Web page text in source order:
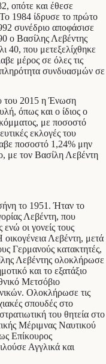
οπότε και έθεσε
1984 ίδρυσε το πρώτο
συνέδριο αποφάσισε
ο Βασίλης Λεβέντης
40, που μετεξελίχθηκε
μέρος σε όλες τις
πληρότητα συνδυασμών σε
του 2015 η Ένωση
όπως και ο ίδιος ο
με ποσοστό
εκλογές του
ποσοστό 1,24% μην
με τον Βασίλη Λεβέντη
το 1951. Ήταν το
Λεβέντη, που
οι γονείς τους
Λεβέντη, μετά
Γερμανούς κατακτητές,
Λεβέντης ολοκλήρωσε
και το εξατάξιο
Μετσόβιο
Ολοκλήρωσε τις
σπουδές στο
του θητεία στο
Μέριμνας Ναυτικού
Επίκουρος
Αγγλικά και